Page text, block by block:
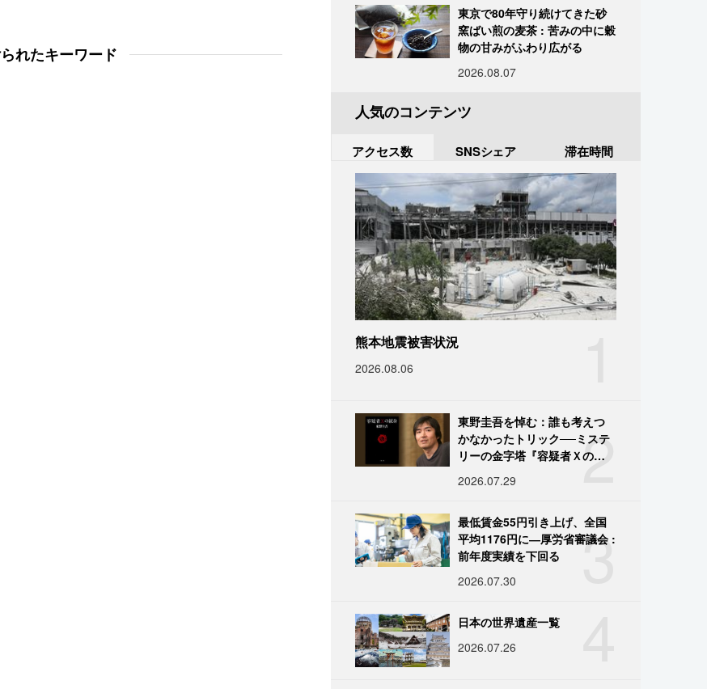
れたキーワード
東京で80年守り続けてきた砂
窯ばい煎の麦茶 : 苦みの中に穀
物の甘みがふわり広がる
2026.08.07
人気のコンテンツ
アクセス数 SNSシェア 滞在時間
熊本地震被害状況
2026.08.06
2
東野圭吾を悼む：誰も考えつ
かなかったトリック──ミステ
リーの金字塔『容疑者Ｘの献
2026.07.29
3
最低賃金55円引き上げ、全国
平均1176円に―厚労省審議会 :
前年度実績を下回る
2026.07.30
日本の世界遺産一覧
2026.07.26